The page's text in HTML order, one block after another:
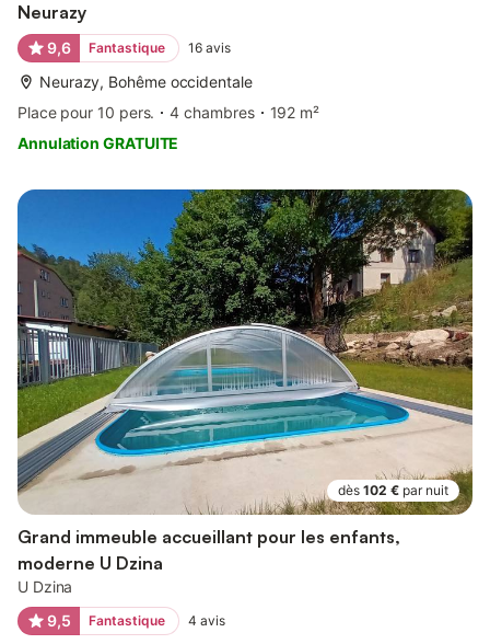
Neurazy
9,6 Fantastique 16 avis
Neurazy, Bohême occidentale
Place pour 10 pers.
4 chambres
192 m²
Annulation GRATUITE
dès 102 € par nuit
Grand immeuble accueillant pour les enfants,
moderne U Dzina
U Dzina
9,5
Fantastique 4 avis